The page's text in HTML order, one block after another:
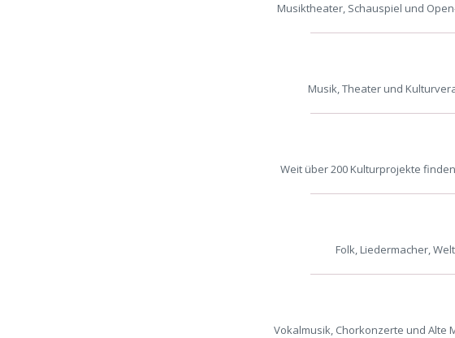
Musiktheater, Schauspiel und
Musik, Theater und
Weit über 200 Kulturprojekte
Folk, Liedermacher,
Vokalmusik, Chorkonzerte und Alte